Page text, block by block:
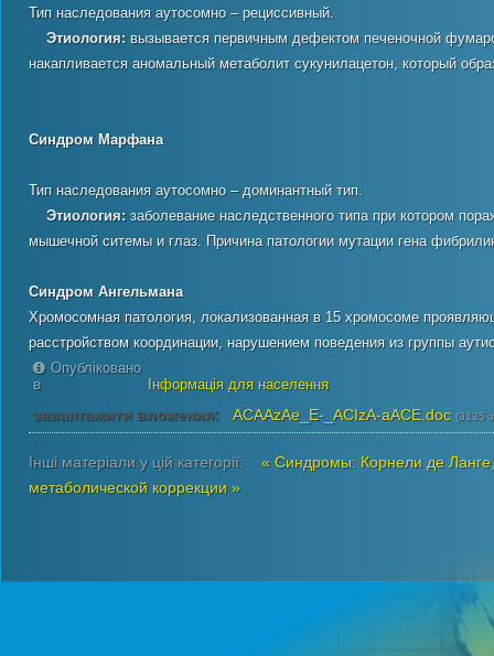
Тип наследования аутосомно – рециссивный.
Этиология: вызывается первичным дефектом печеночной
накапливается аномальный метаболит сукунилацетон, который
Синдром
Тип наследования аутосомно – доминантный тип.
Этиология: заболевание наследственного типа при котором
мышечной ситемы и глаз. Причина патологии мутации гена
Синдром Ангельмана
Хромосомная патология, локализованная в 15 хромосоме
расстройством координации, нарушением поведения из группы
Опубліковано
в
Інформація для населення
завантажити вложения: ACAAzAe_E-_ACIzA-aACE.doc (3135
Інші матеріали у цій категорії:
« Синдромы: Корнели де
метаболической коррекции »